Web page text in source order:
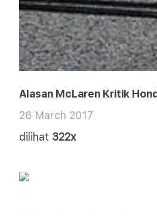
Alasan McLaren Kritik
26 March 2017
dilihat 322x